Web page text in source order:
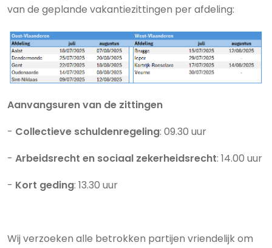
van de geplande vakantiezittingen per afdeling:
Aanvangsuren van de zittingen
- Collectieve schuldenregeling: 09.30 uur
- Arbeidsrecht en sociaal zekerheidsrecht: 14.00 uur
- Kort geding: 13.30 uur
Wij verzoeken alle betrokken partijen vriendelijk om